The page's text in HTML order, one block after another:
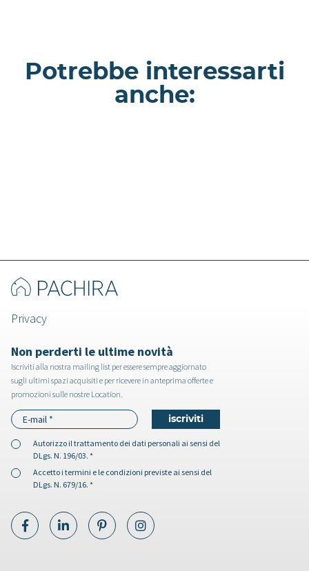
Potrebbe interessarti
anche:
Privacy
Non perderti le ultime novità
Iscriviti alla nostra mailing list per essere sempre aggiornato
sugli ultimi spazi acquisiti e per ricevere in anteprima offerte e
promozioni sulle nostre Location.
Autorizzo iltrattamento dei dati personali ai sensi del
DLgs. N. 196/03. *
Accetto i termini e le condizioni previste ai sensi del
DLgs. N. 679/16. *